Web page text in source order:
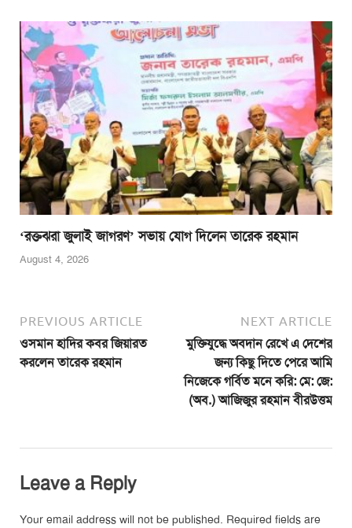
‘রক্তঝরা জুলাই জাগরণ’ সভায় যোগ দিলেন তারেক রহমান
August 4, 2026
PREVIOUS ARTICLE
ওসমান হাদির কবর জিয়ারত
করলেন তারেক রহমান
NEXT ARTICLE
মুক্তিযুদ্ধে অবদান রেখে এ দেশের
জন্য কিছু দিতে পেরে আমি
নিজেকে গর্বিত মনে করি: মে: জে:
(অব.) আজিজুর রহমান বীরউত্তম
Leave a Reply
Your email address will not be published. Required fields are